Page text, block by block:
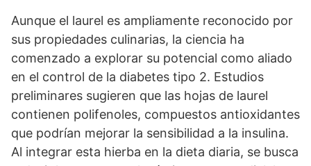
Aunque el laurel es ampliamente reconocido por
sus propiedades culinarias, la ciencia ha
comenzado a explorar su potencial como aliado
en el control de la diabetes tipo 2. Estudios
preliminares sugieren que las hojas de laurel
contienen polifenoles, compuestos antioxidantes
que podrían mejorar la sensibilidad a la insulina.
Al integrar esta hierba en la dieta diaria, se busca